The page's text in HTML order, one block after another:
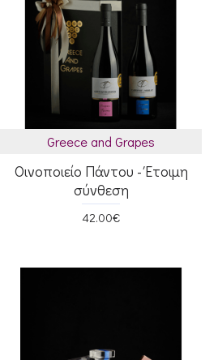
Greece and Grapes
Οινοποιείο Πάντου - Έτοιμη
σύνθεση
42.00€